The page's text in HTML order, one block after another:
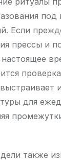
под
Если
прессы и
для
также